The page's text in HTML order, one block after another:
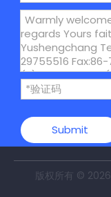
Submit
版权所有 © 2026